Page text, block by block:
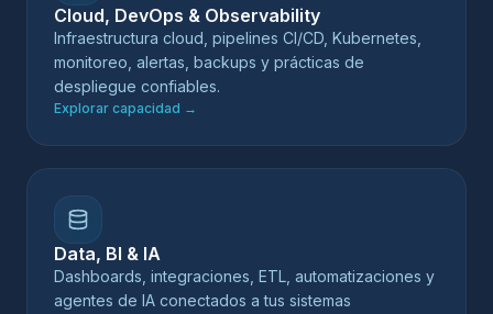
Cloud, DevOps & Observability
Infraestructura cloud, pipelines CI/CD, Kubernetes,
monitoreo, alertas, backups y prácticas de
despliegue confiables.
Explorar capacidad →
Data, BI & IA
Dashboards, integraciones, ETL, automatizaciones y
agentes de IA conectados a tus sistemas